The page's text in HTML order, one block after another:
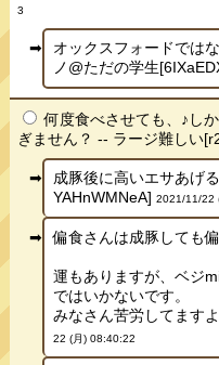
3
オックスフォードでは
ノ@ただの学生
何度食べさせても、♪し
ぎません？ -- ラージ難しい
成豚後に高いエサあげ
YAHnWMNeA] 2021/11/22
偏食さんは成豚しても偏
運もありますが、ベジ
ではいかないです。
みなさん苦労してます
22 (月) 08:40:22